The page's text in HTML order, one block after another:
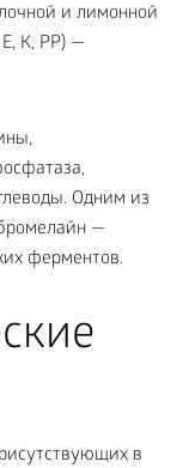
и лимонной
К, РР) —
Одним из
—
ферментов.
в